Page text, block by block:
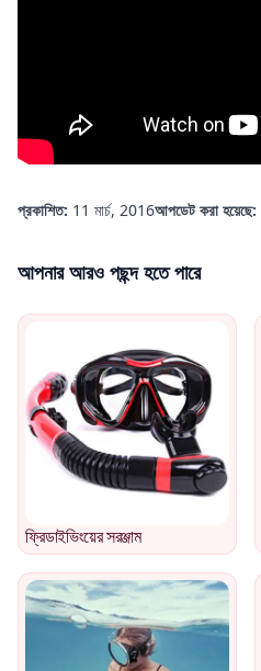
প্রকাশিত: 11 মার্চ, 2016আপডেট করা হয়েছে:
আপনার আরও পছন্দ হতে পারে
ফ্রিডাইভিংয়ের সরঞ্জাম